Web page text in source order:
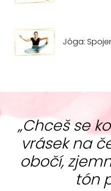
Jóga:
„Chceš se
vrásek na
obočí,
tón